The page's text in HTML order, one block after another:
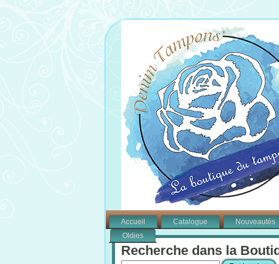
Accueil Catalogue Nouveautés
Oldies
Recherche dans la